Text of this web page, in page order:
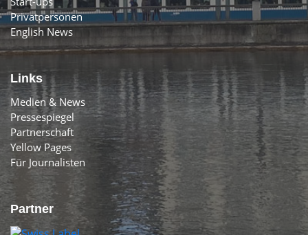
Privatpersonen
English News
Links
Medien & News
Pressespiegel
Partnerschaft
Yellow Pages
Für Journalisten
Partner